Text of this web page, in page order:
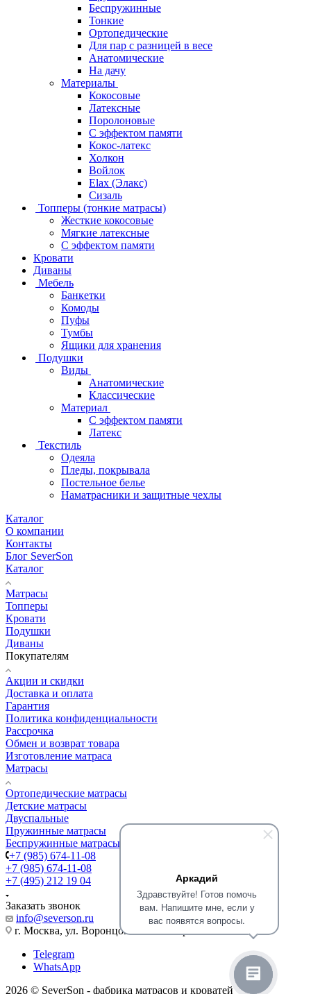
Аркадий
Здравствуйте! Готов помочь
вам. Напишите мне, если у
вас появятся вопросы.
Беспружинные
Тонкие
Ортопедические
Для пар с разницей в весе
Анатомические
На дачу
Материалы
Кокосовые
Латексные
Поролоновые
С эффектом памяти
Кокос-латекс
Холкон
Войлок
Elax (Элакс)
Сизаль
Топперы (тонкие матрасы)
Жесткие кокосовые
Мягкие латексные
С эффектом памяти
Кровати
Диваны
Мебель
Банкетки
Комоды
Пуфы
Тумбы
Ящики для хранения
Подушки
Виды
Анатомические
Классические
Материал
С эффектом памяти
Латекс
Текстиль
Одеяла
Пледы, покрывала
Постельное белье
Наматрасники и защитные чехлы
Каталог
О компании
Контакты
Блог SeverSon
Каталог
Матрасы
Топперы
Кровати
Подушки
Диваны
Покупателям
Акции и скидки
Доставка и оплата
Гарантия
Политика конфиденциальности
Рассрочка
Обмен и возврат товара
Изготовление матраса
Матрасы
Ортопедические матрасы
Детские матрасы
Двуспальные
Пружинные матрасы
Беспружинные матрасы
+7 (985) 674-11-08
+7 (985) 674-11-08
+7 (495) 212 19 04
Заказать звонок
info@severson.ru
г. Москва, ул. Воронцовская 35Б корп. 2
Telegram
WhatsApp
2026 © SeverSon - фабрика матрасов и кроватей